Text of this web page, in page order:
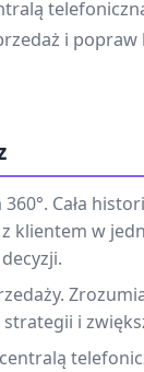
i
Cała
klientem w
i